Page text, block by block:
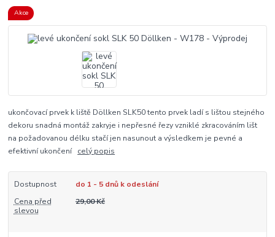
Akce
ukončovací prvek k liště Döllken SLK50 tento prvek ladí s lištou stejného
dekoru snadná montáž zakryje i nepřesné řezy vzniklé zkracováním lišt
na požadovanou délku stačí jen nasunout a výsledkem je pevné a
efektivní ukončení celý popis
Dostupnost
do 1 - 5 dnů k odeslání
Cena před
slevou
29,00 Kč